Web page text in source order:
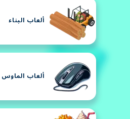
ألعاب البناء
ألعاب الماوس